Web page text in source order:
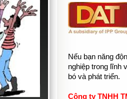
Nếu bạn năng
nghiệp trong lĩnh
bó và phát triển.
Công ty TNHH